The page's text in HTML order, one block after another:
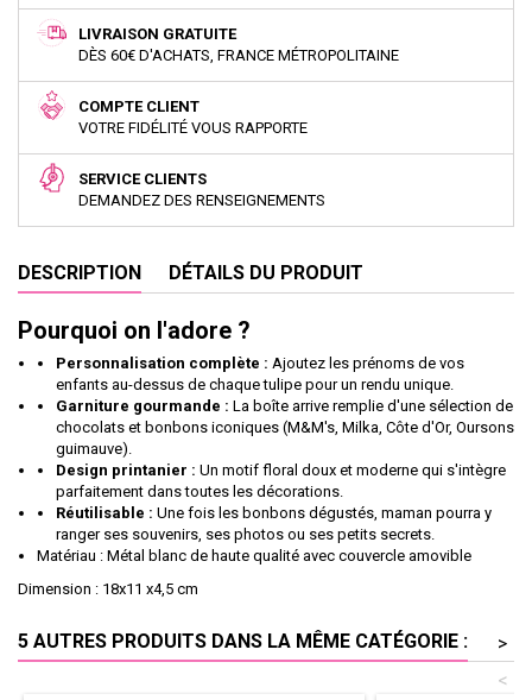
LIVRAISON GRATUITE
DÈS 60€ D'ACHATS, FRANCE MÉTROPOLITAINE
COMPTE CLIENT
VOTRE FIDÉLITÉ VOUS RAPPORTE
SERVICE CLIENTS
DEMANDEZ DES RENSEIGNEMENTS
DESCRIPTION DÉTAILS DU PRODUIT
Pourquoi on l'adore ?
Personnalisation complète : Ajoutez les prénoms de vos
enfants au-dessus de chaque tulipe pour un rendu unique.
Garniture gourmande : La boîte arrive remplie d'une sélection de
chocolats et bonbons iconiques (M&M's, Milka, Côte d'Or, Oursons
guimauve).
Design printanier : Un motif floral doux et moderne qui s'intègre
parfaitement dans toutes les décorations.
Réutilisable : Une fois les bonbons dégustés, maman pourra y
ranger ses souvenirs, ses photos ou ses petits secrets.
Matériau : Métal blanc de haute qualité avec couvercle amovible
Dimension : 18x11 x4,5 cm
5 AUTRES PRODUITS DANS LA MÊME CATÉGORIE :
>
<